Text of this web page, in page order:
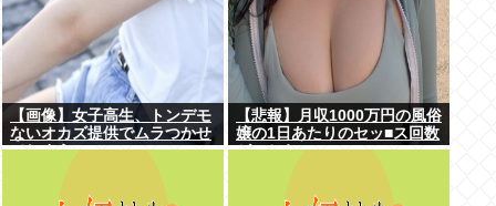
【画像】女子高生、トンデモ
ないオカズ提供でムラつかせ
てしまうwww
【悲報】月収1000万円の風俗
嬢の1日あたりのセッ■ス回数
がこちら